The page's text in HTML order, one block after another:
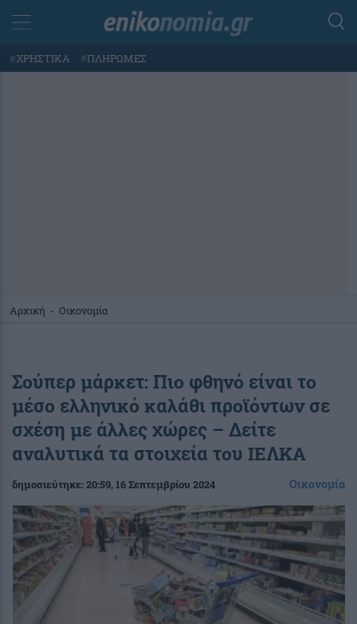
#ΧΡΗΣΤΙΚΑ #ΠΛΗΡΩΜΕΣ
Αρχική - Οικονομία
Σούπερ μάρκετ: Πιο φθηνό είναι το
μέσο ελληνικό καλάθι προϊόντων σε
σχέση με άλλες χώρες – Δείτε
αναλυτικά τα στοιχεία του ΙΕΛΚΑ
δημοσιεύτηκε:20:59, 16 Σεπτεμβρίου 2024 Οικονομία